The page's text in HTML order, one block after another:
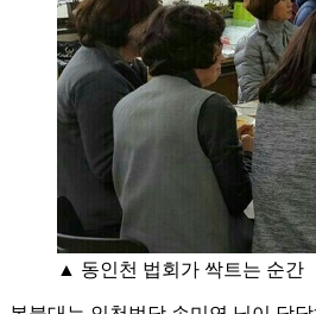
▲ 동인천 법회가 싹트는 순간